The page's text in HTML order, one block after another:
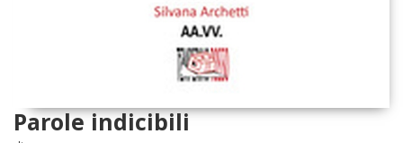
Parole indicibili